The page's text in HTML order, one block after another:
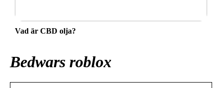
Vad är CBD olja?
Bedwars roblox